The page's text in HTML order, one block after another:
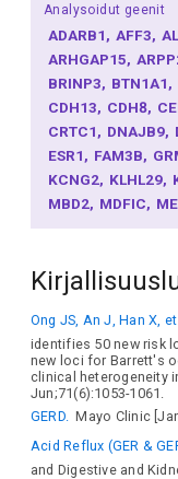
Analysoidut geenit
ADARB1 AFF3
ARHGAP15
BRINP3 BTN1A1
CDH13 CDH8
CRTC1 DNAJB9
ESR1 FAM3B
KCNG2 KLHL29
MBD2 MDFIC
MTRFR NEGR1
PTP4A3 PTPRF
RPGRIP1L
STMND1 TAFA5
TMTC2 TOPAZ1
Ong JS, An J, Han X,
identifies 50 new risk
new loci for Barrett's
clinical heterogeneity
Jun;71(6):1053-1061.
GERD. Mayo Clinic
Acid Reflux (GER &
and Digestive and